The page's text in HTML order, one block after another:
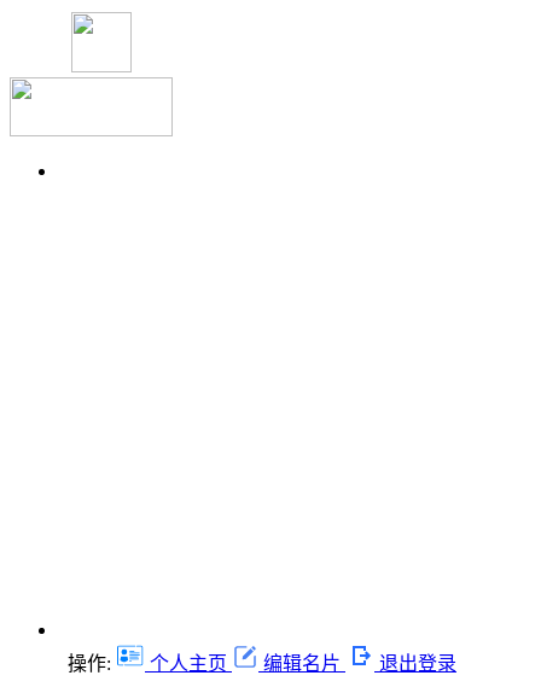
操作: 个人主页 编辑名片 退出登录